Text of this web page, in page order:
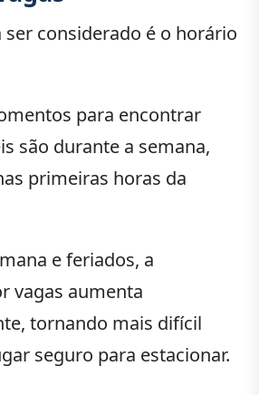
considerado é o horário
para encontrar
são durante a semana,
primeiras horas da
e feriados, a
vagas aumenta
tornando mais difícil
seguro para estacionar.